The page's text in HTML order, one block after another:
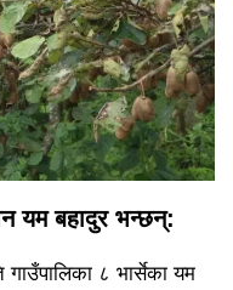
यम बहादुर भन्छन्:
८ भार्सेका यम